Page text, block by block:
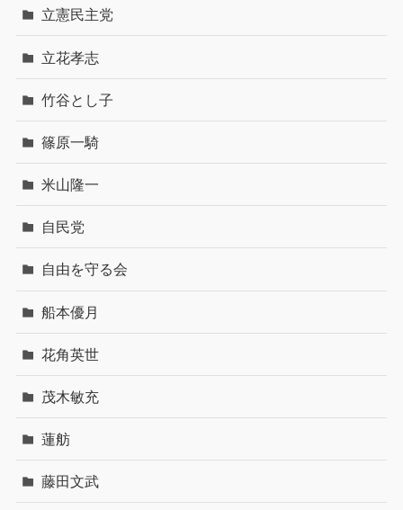
立憲民主党
立花孝志
竹谷とし子
篠原一騎
米山隆一
自民党
自由を守る会
船本優月
花角英世
茂木敏充
蓮舫
藤田文武